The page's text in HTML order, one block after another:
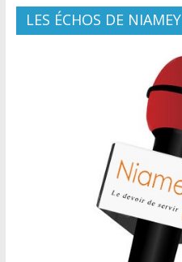
LES ÉCHOS DE NIAMEY